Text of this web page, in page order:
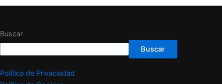
Buscar
Buscar
Política de Privaciadad